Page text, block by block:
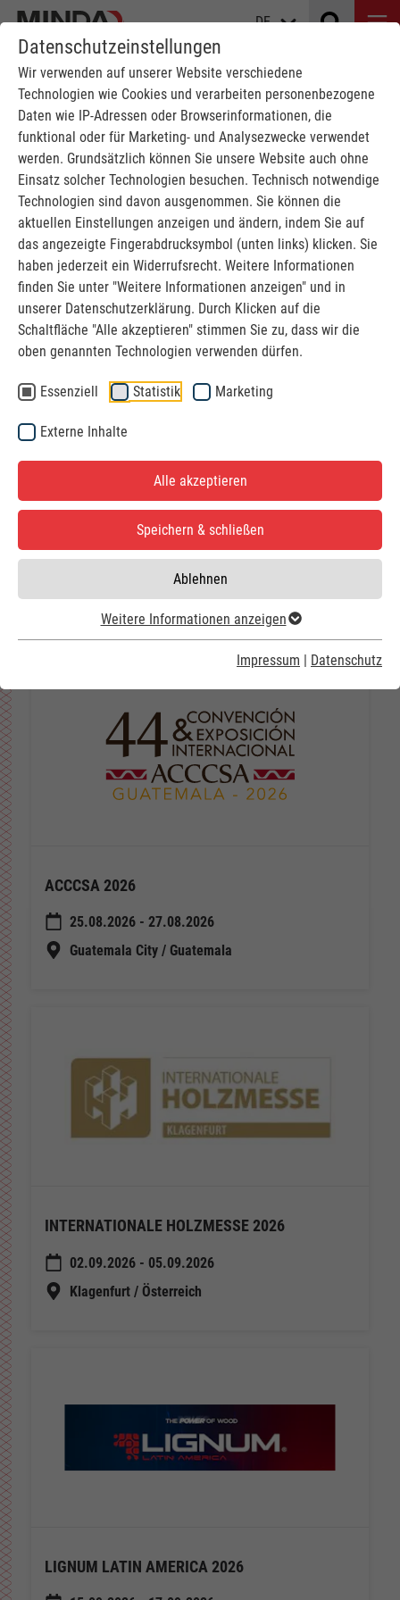
Datenschutzeinstellungen
Wir verwenden auf unserer Website verschiedene
Technologien wie Cookies und verarbeiten personenbezogene
Daten wie IP-Adressen oder Browserinformationen, die
funktional oder für Marketing- und Analysezwecke verwendet
werden. Grundsätzlich können Sie unsere Website auch ohne
Einsatz solcher Technologien besuchen. Technisch notwendige
Technologien sind davon ausgenommen. Sie können die
aktuellen Einstellungen anzeigen und ändern, indem Sie auf
das angezeigte Fingerabdrucksymbol (unten links) klicken. Sie
haben jederzeit ein Widerrufsrecht. Weitere Informationen
finden Sie unter "Weitere Informationen anzeigen" und in
unserer Datenschutzerklärung. Durch Klicken auf die
Schaltfläche "Alle akzeptieren" stimmen Sie zu, dass wir die
oben genannten Technologien verwenden dürfen.
Essenziell Statistik Marketing
Externe Inhalte
Alle akzeptieren
Speichern & schließen
Ablehnen
Weitere Informationen anzeigen
Impressum | Datenschutz
DE
EVENTS
MINDA Events
25.08.2026 - 28.08.2026
Atlanta, Georgia / USA
ACCCSA 2026
25.08.2026 - 27.08.2026
Guatemala City / Guatemala
INTERNATIONALE HOLZMESSE 2026
02.09.2026 - 05.09.2026
Klagenfurt / Österreich
LIGNUM LATIN AMERICA 2026